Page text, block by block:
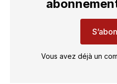
Vous avez déjà un